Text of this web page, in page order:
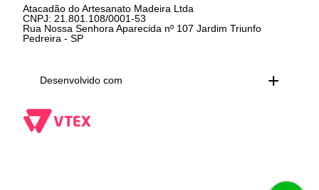
Atacadão do Artesanato Madeira Ltda
CNPJ: 21.801.108/0001-53
Rua Nossa Senhora Aparecida nº 107 Jardim Triunfo
Pedreira - SP
Desenvolvido com